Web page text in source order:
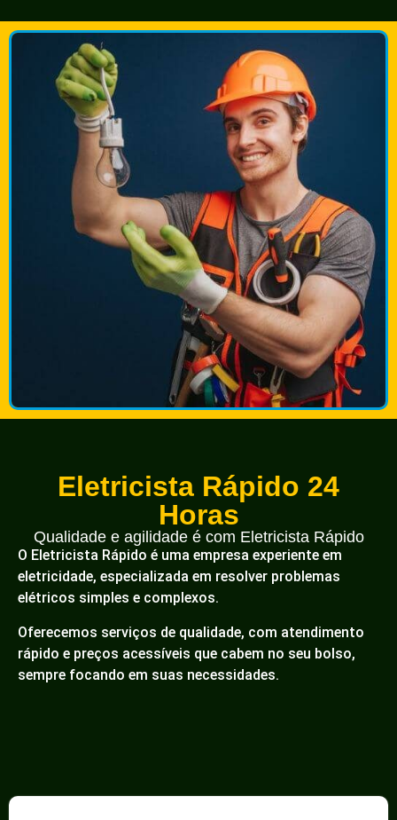
Eletricista Rápido 24
Horas
Qualidade e agilidade é com Eletricista Rápido
O Eletricista Rápido é uma empresa experiente em
eletricidade, especializada em resolver problemas
elétricos simples e complexos.
Oferecemos serviços de qualidade, com atendimento
rápido e preços acessíveis que cabem no seu bolso,
sempre focando em suas necessidades.